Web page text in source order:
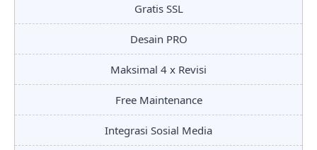
Gratis SSL
Desain PRO
Maksimal 4 x Revisi
Free Maintenance
Integrasi Sosial Media